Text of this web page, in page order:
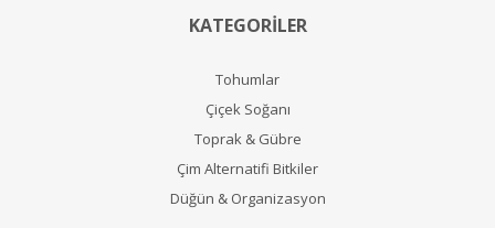
KATEGORİLER
Tohumlar
Çiçek Soğanı
Toprak & Gübre
Çim Alternatifi Bitkiler
Düğün & Organizasyon